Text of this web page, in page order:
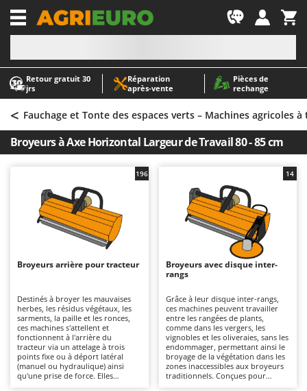
Retour gratuit 30
jrs
Réparation
après‑vente
Pièces de
rechange
-1
A
Abris de jardin
Accessoires pour tracteurs tondeuses autoportés
Aérateurs Scarificateurs pour gazon
Arracheuses de pommes de terre pour tracteur
Aspirateurs - Balais Électriques
Aspirateurs à cendres
Aspirateurs à feuilles sur roues
Aspirateurs de piscine
Atomiseurs agricoles pour tracteurs
Atomiseurs pour traitements
Autolaveuses
Autres produits
B
Balayeuses
A
AgriEuro Premium
AgriEuro TOP-LINE
AGT
Airmec
AL-KO
ALA 2000
Ama
Ambrogio Robot
Annovi Reverberi
ANTHBOT
Archman
< Fauchage et Tonte des espaces verts – Machines agricoles
Broyeurs à Axe Horizontal Largeur de Travail 80 - 85 cm
Broyeurs arrière pour tracteur
Destinés à broyer les mauvaises
herbes, les résidus végétaux, les
sarments, la paille et les ronces,
ces machines s'attellent et
fonctionnent à l'arrière du
tracteur via un attelage à trois
points fixe ou à déport latéral
(manuel ou hydraulique) ainsi
qu'une prise de force. Elles
196
Broyeurs avec disque inter-
rangs
Grâce à leur disque inter-rangs,
ces machines peuvent travailler
entre les rangées de plants,
comme dans les vergers, les
vignobles et les oliveraies, sans les
endommager, permettant ainsi le
broyage de la végétation dans les
zones inaccessibles aux broyeurs
traditionnels. Conçues pour
14